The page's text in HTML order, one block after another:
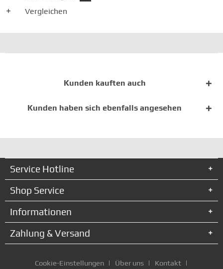
Vergleichen
Kunden kauften auch
Kunden haben sich ebenfalls angesehen
Service Hotline
Shop Service
Informationen
Zahlung & Versand
Cookie-Einstellungen Über uns Kontakt